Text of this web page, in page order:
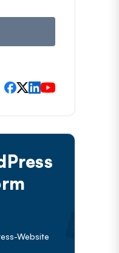
Website